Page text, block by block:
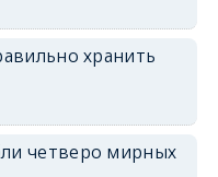
хранить
четверо мирных